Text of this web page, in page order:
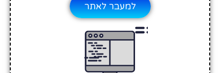
למעבר לאתר